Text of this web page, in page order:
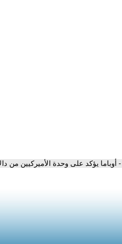
- أوباما يؤكد على وحدة الأميركيين من